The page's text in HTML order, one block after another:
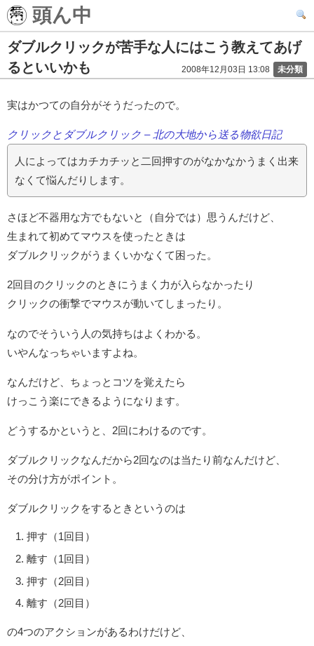
頭ん中
ダブルクリックが苦手な人にはこう教えてあげ
るといいかも
2008年12月03日 13:08 未分類
実はかつての自分がそうだったので。
クリックとダブルクリック – 北の大地から送る物欲日記
人によってはカチカチッと二回押すのがなかなかうまく出来
なくて悩んだりします。
さほど不器用な方でもないと（自分では）思うんだけど、
生まれて初めてマウスを使ったときは
ダブルクリックがうまくいかなくて困った。
2回目のクリックのときにうまく力が入らなかったり
クリックの衝撃でマウスが動いてしまったり。
なのでそういう人の気持ちはよくわかる。
いやんなっちゃいますよね。
なんだけど、ちょっとコツを覚えたら
けっこう楽にできるようになります。
どうするかというと、2回にわけるのです。
ダブルクリックなんだから2回なのは当たり前なんだけど、
その分け方がポイント。
ダブルクリックをするときというのは
押す（1回目）
離す（1回目）
押す（2回目）
離す（2回目）
の4つのアクションがあるわけだけど、